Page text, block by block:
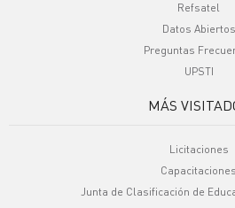
Refsatel
Datos Abiertos
Preguntas
UPSTI
MÁS
Licitaciones
Capacitaciones
Junta de Clasificación de